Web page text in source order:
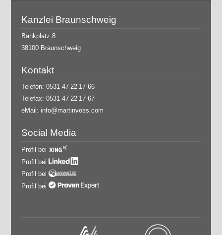
Kanzlei Braunschweig
Bankplatz 8
38100 Braunschweig
Kontakt
Telefon: 0531 47 22 17-66
Telefax: 0531 47 22 17-67
eMail: info@martinvoss.com
Social Media
Profil bei
Profil bei
Profil bei
Profil bei